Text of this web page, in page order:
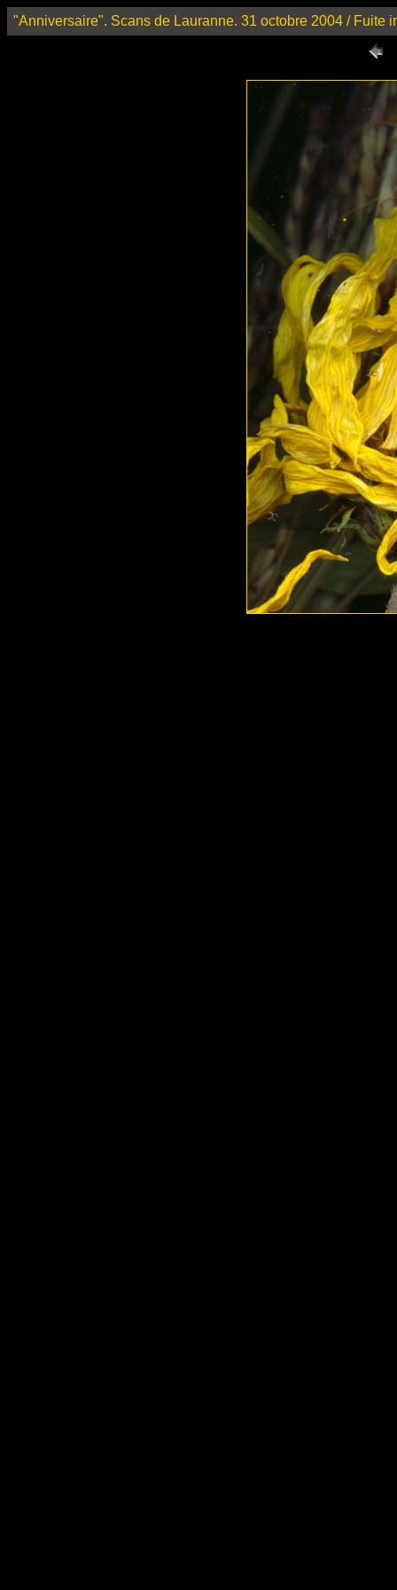
"Anniversaire". Scans de Lauranne. 31 octobre 2004 / Fuite